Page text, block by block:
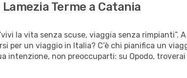
Terme a Catania
la vita senza scuse, viaggia senza
per un viaggio in Italia? C’è chi pianifica un
intenzione, non preoccuparti: su Opodo,